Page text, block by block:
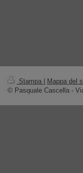
Stampa | Mappa del
© Pasquale Cascella -